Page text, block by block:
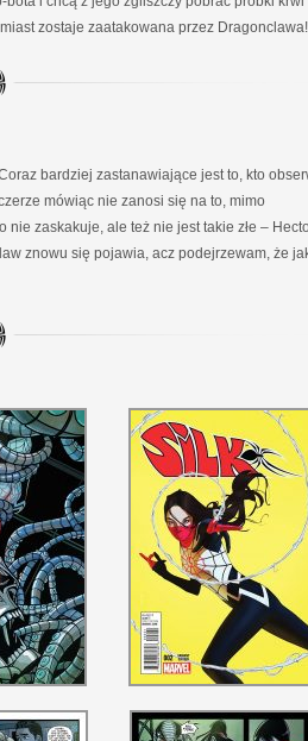
zostaje zaatakowana przez Dragonclawa!
bardziej zastanawiające jest to, kto
mówiąc nie zanosi się na to, mimo
nie zaskakuje, ale też nie jest takie złe –
znowu się pojawia, acz podejrzewam, że